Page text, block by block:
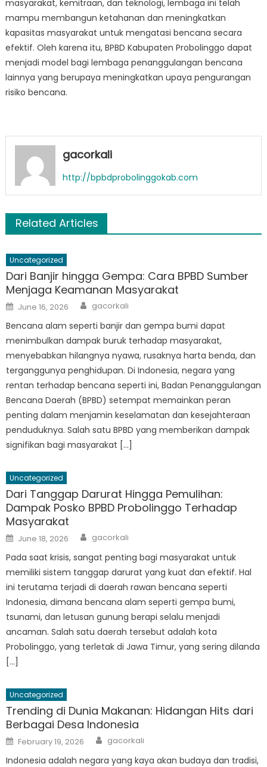
masyarakat, kemitraan, dan teknologi, lembaga ini telah
mampu membangun ketahanan dan meningkatkan
kapasitas masyarakat untuk mengatasi bencana secara
efektif. Oleh karena itu, BPBD Kabupaten Probolinggo dapat
menjadi model bagi lembaga penanggulangan bencana
lainnya yang berupaya meningkatkan upaya pengurangan
risiko bencana.
gacorkali
http://bpbdprobolinggokab.com
Related Articles
Uncategorized
Dari Banjir hingga Gempa: Cara BPBD Sumber
Menjaga Keamanan Masyarakat
Posted
on
June 16, 2026 Author
gacorkali
Bencana alam seperti banjir dan gempa bumi dapat
menimbulkan dampak buruk terhadap masyarakat,
menyebabkan hilangnya nyawa, rusaknya harta benda, dan
terganggunya penghidupan. Di Indonesia, negara yang
rentan terhadap bencana seperti ini, Badan Penanggulangan
Bencana Daerah (BPBD) setempat memainkan peran
penting dalam menjamin keselamatan dan kesejahteraan
penduduknya. Salah satu BPBD yang memberikan dampak
signifikan bagi masyarakat […]
Uncategorized
Dari Tanggap Darurat Hingga Pemulihan:
Dampak Posko BPBD Probolinggo Terhadap
Masyarakat
Posted
on
June 18, 2026 Author
gacorkali
Pada saat krisis, sangat penting bagi masyarakat untuk
memiliki sistem tanggap darurat yang kuat dan efektif. Hal
ini terutama terjadi di daerah rawan bencana seperti
Indonesia, dimana bencana alam seperti gempa bumi,
tsunami, dan letusan gunung berapi selalu menjadi
ancaman. Salah satu daerah tersebut adalah kota
Probolinggo, yang terletak di Jawa Timur, yang sering dilanda
[…]
Uncategorized
Trending di Dunia Makanan: Hidangan Hits dari
Berbagai Desa Indonesia
Posted
on
February 19, 2026 Author
gacorkali
Indonesia adalah negara yang kaya akan budaya dan tradisi,